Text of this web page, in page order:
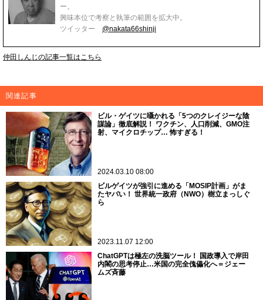
ー。
興味本位で考察と執筆の範囲を拡大中。
ツイッター @nakata66shinji
仲田しんじの記事一覧はこちら
関連記事
ビル・ゲイツに囁かれる「5つのクレイジーな陰
謀論」徹底解説！ ワクチン、人口削減、GMO注
射、マイクロチップ… 怖すぎる！
2024.03.10 08:00
ビルゲイツが強引に進める「MOSIP計画」がま
たヤバい！ 世界統一政府（NWO）樹立まっしぐ
ら
2023.11.07 12:00
ChatGPTは極左の洗脳ツール！ 国政導入で岸田
内閣の思考停止…米国の完全傀儡化へ＝ジェー
ムズ斉藤